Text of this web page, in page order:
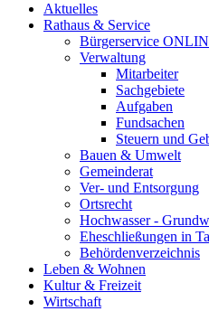
Aktuelles
Rathaus & Service
Bürgerservice
Verwaltung
Mitarbeiter
Sachgebiete
Aufgaben
Fundsachen
Steuern und
Bauen & Umwelt
Gemeinderat
Ver- und Entsorgung
Ortsrecht
Hochwasser -
Eheschließungen in
Behördenverzeichnis
Leben & Wohnen
Kultur & Freizeit
Wirtschaft